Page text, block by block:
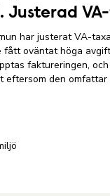
Justerad
har justerat VA-
fått oväntat höga
faktureringen,
eftersom den omfattar